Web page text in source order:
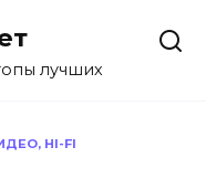
лучших
HI-FI